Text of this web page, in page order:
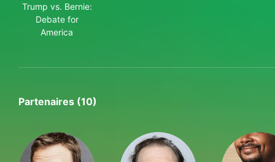
Trump vs. Bernie:
Debate for
America
Partenaires (10)